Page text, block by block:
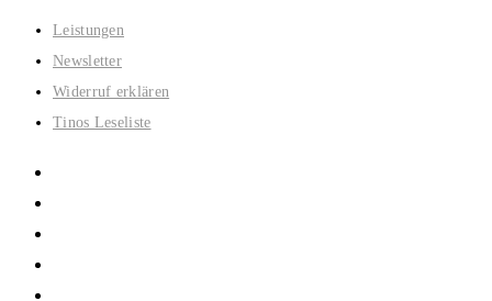
Zum
Inhalt
springen
Leistungen
Newsletter
Widerruf erklären
Tinos Leseliste